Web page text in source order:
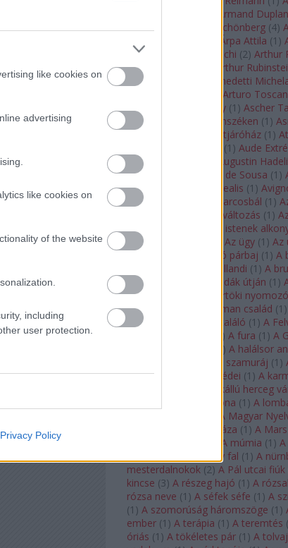
like cookies on
advertising
like cookies on
of the website
including
user protection.
Privacy Policy
Armand
Hammer
Arnold Schönberg (4)
Árpa Attila (1 )
) Artemisia Gentileschi (2) Arthur
Arthur Rimbaud
Arthur
Galéria
Arturo Benedetti
Arturo
Garfunkel
Art Shay (1 ) Ascher
Ascher Tamás Háromszéken (1 )
(2) Átjáróház (1 )
(1 ) Aude
Audrey Hepburn
Augustin
Aurelianus
Aurelia de Sousa (1 )
Pascal
Aurora borealis (1 )
szerelmesek
Az álarcosbál (1 )
Az átváltozás (1 )
isenheimi oltár
Az istenek
olvasás éjszakája
Az ügy (1 ) Az
mohikán
Az utolsó párbaj (1 ) A
A bolygó hollandi (1 ) A
Chorus Line
A csodák útján (1 )
mandarin
A csütörtöki
doktor úr
A Fabelman család (1 )
félkegyelmű
A feltaláló (1 ) A
) A fura (1 ) A
) A halálsor
A hét szamuráj (1 )
A karmeliták párbeszédei (1 ) A
A kékszakállú herceg
A korona (1 ) A
A Magyar
A Magyar Zene Háza (1 ) A
A múmia (1 )
A nagy fal (1 ) A
mesterdalnokok (2) A Pál utcai fiúk
kincse (3) A részeg hajó (1 ) A
rózsa neve (1 ) A séfek séfe (1 ) A
(1 ) A szomorúság háromszöge (1 )
ember (1 ) A terápia (1 ) A teremtés (
óriás (1 ) A tökéletes pár (1 ) A